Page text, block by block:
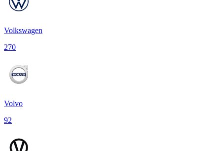
Volkswagen
270
Volvo
92